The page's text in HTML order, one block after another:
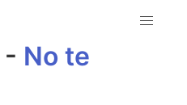
- No te